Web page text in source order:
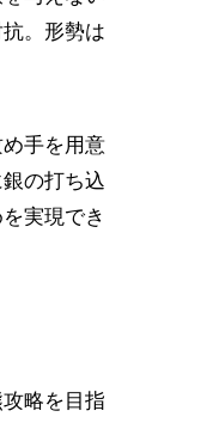
。形勢は
手を用意
の打ち込
実現でき
略を目指